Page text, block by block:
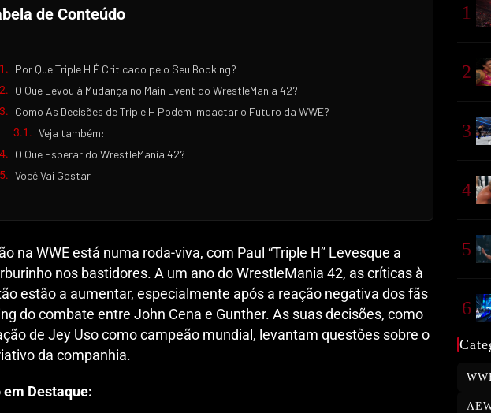
de Conteúdo
Por Que Triple H É Criticado pelo Seu Booking?
O Que Levou à Mudança no Main Event do WrestleMania 42?
Como As Decisões de Triple H Podem Impactar o Futuro da WWE?
Veja também:
O Que Esperar do WrestleMania 42?
Você Vai Gostar
na WWE está numa roda-viva, com Paul “Triple H” Levesque a
nos bastidores. A um ano do WrestleMania 42, as críticas à
estão a aumentar, especialmente após a reação negativa dos fãs
do combate entre John Cena e Gunther. As suas decisões, como
de Jey Uso como campeão mundial, levantam questões sobre o
da companhia.
em Destaque:
1
2
3
4
5
6